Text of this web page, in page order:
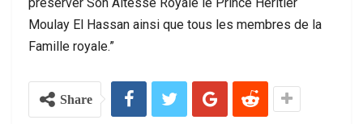
Moulay El Hassan ainsi que tous les membres de la
Famille royale.”
Share